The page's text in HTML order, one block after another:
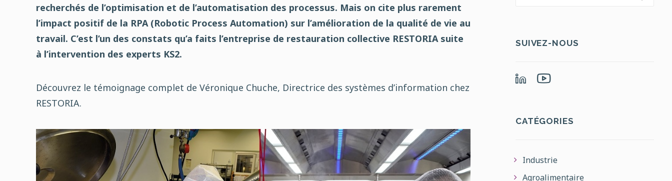
recherchés de l’optimisation et de l’automatisation des processus. Mais on cite plus rarement
l’impact positif de la RPA (Robotic Process Automation) sur l’amélioration de la qualité de vie au
travail. C’est l’un des constats qu’a faits l’entreprise de restauration collective RESTORIA suite
à l’intervention des experts KS2.
Découvrez le témoignage complet de Véronique Chuche, Directrice des systèmes d’information chez
RESTORIA.
SUIVEZ-NOUS
CATÉGORIES
Industrie
Agroalimentaire